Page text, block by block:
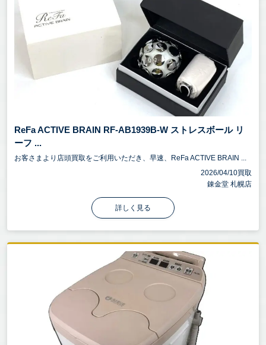
ReFa ACTIVE BRAIN RF-AB1939B-W ストレスボール リ
ーフ ...
お客さまより店頭買取をご利用いただき、早速、ReFa ACTIVE BRAIN ...
2026/04/10買取
錬金堂 札幌店
詳しく見る